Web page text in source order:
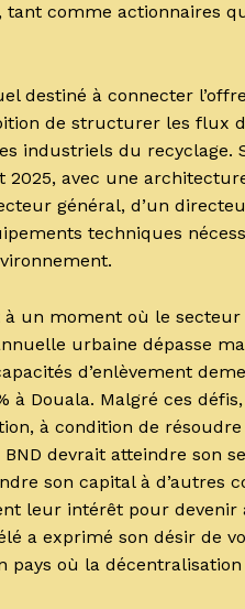
tant comme actionnaires
destiné à connecter
de structurer les flux
industriels du recyclage.
avec une
général, d’un
techniques
un moment où le
urbaine dépasse
d’enlèvement
à Douala. Malgré ces
à condition de
devrait atteindre son
son capital à
leur intérêt pour devenir
a exprimé son désir de
pays où la